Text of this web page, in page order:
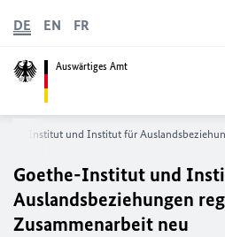
Auswärtiges Amt
DE EN FR
Institut und Institut für
Goethe-Institut und
Auslandsbeziehungen
Zusammenarbeit neu